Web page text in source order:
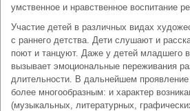
умственное и нравственное воспитание
Участие детей в различных видах
с раннего детства. Дети слушают и
поют и танцуют. Даже у детей младшего
вызывает эмоциональные переживания
длительности. В дальнейшем
более многообразным: и характер
(музыкальных, литературных,